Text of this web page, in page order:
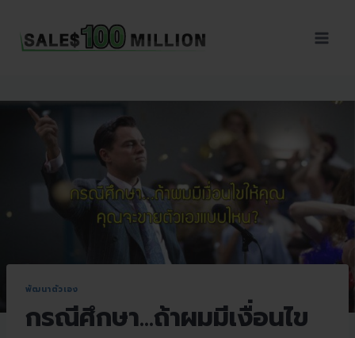
พัฒนาตัวเอง
กรณีศึกษา…ถ้าผมมีเงื่อนไข